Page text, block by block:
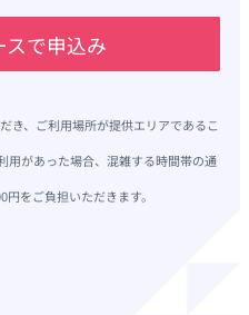
スで申込み
き、ご利用場所が提供エリアであるこ
があった場合、混雑する時間帯の通
をご負担いただきます。